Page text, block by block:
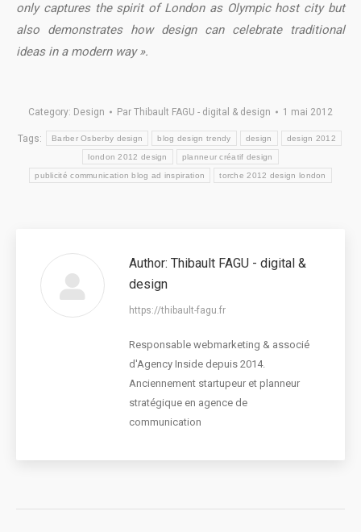
only captures the spirit of London as Olympic host city but
also demonstrates how design can celebrate traditional
ideas in a modern way ».
Category: Design Par Thibault FAGU - digital & design 1 mai 2012
Tags: Barber Osberby design blog design trendy design design 2012
london 2012 design planneur créatif design
publicité communication blog ad inspiration torche 2012 design london
Author: Thibault FAGU - digital &
design
https://thibault-fagu.fr
Responsable webmarketing & associé
d'Agency Inside depuis 2014.
Anciennement startupeur et planneur
stratégique en agence de
communication